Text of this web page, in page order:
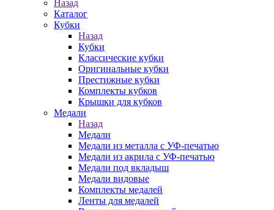
Назад
Каталог
Кубки
Назад
Кубки
Классические кубки
Оригинальные кубки
Престижные кубки
Комплекты кубков
Крышки для кубков
Медали
Назад
Медали
Медали из металла с УФ-печатью
Медали из акрила с УФ-печатью
Медали под вкладыш
Медали видовые
Комплекты медалей
Ленты для медалей